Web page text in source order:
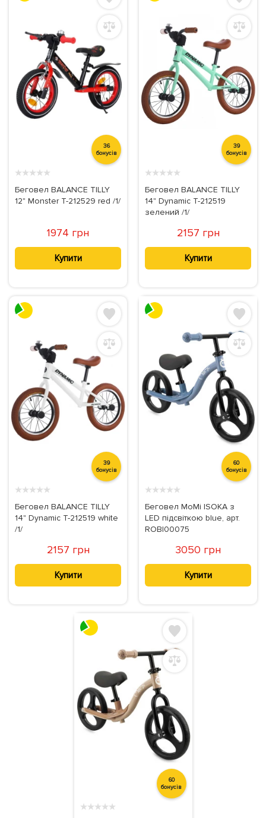
36
бонусів
★★★★★
Беговел BALANCE TILLY
12" Monster T-212529 red /1/
1974 грн
Купити
39
бонусів
★★★★★
Беговел BALANCE TILLY
14" Dynamic T-212519
зелений /1/
2157 грн
Купити
39
бонусів
★★★★★
Беговел BALANCE TILLY
14" Dynamic T-212519 white
/1/
2157 грн
Купити
60
бонусів
★★★★★
Беговел MoMi ISOKA з
LED підсвіткою blue, арт.
ROBI00075
3050 грн
Купити
60
бонусів
★★★★★